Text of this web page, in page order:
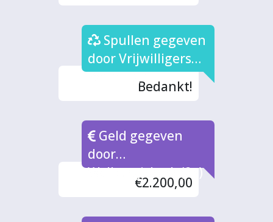
Spullen gegeven
door Vrijwilligers
Walburgis
Bedankt!
Geld gegeven
door
Walburgiskerk (2x)
€2.200,00